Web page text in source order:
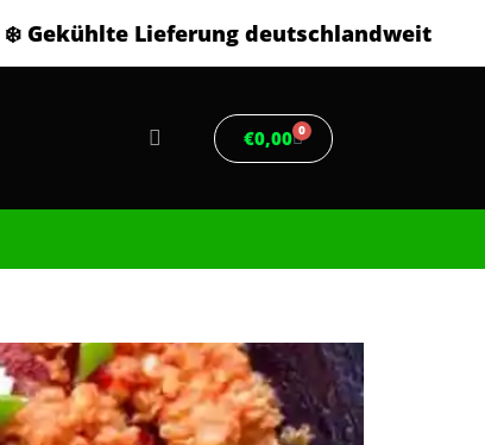
❄️ Gekühlte Lieferung deutschlandweit
€0,00 0